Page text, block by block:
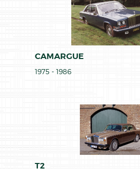
CAMARGUE
1975 - 1986
T2